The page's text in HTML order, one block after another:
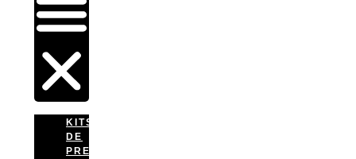
KITS
DE
PREPARACIÓN